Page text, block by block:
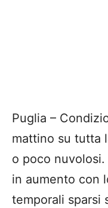
Puglia –
mattino su tutta
o poco
in aumento con
temporali sparsi